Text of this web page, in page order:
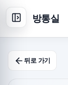
방통실
뒤로 가기